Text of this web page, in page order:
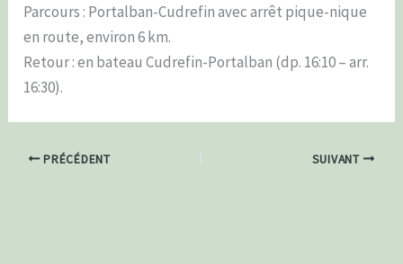
Parcours : Portalban-Cudrefin avec arrêt pique-nique
en route, environ 6 km.
Retour : en bateau Cudrefin-Portalban (dp. 16:10 – arr.
16:30).
PRÉCÉDENT SUIVANT